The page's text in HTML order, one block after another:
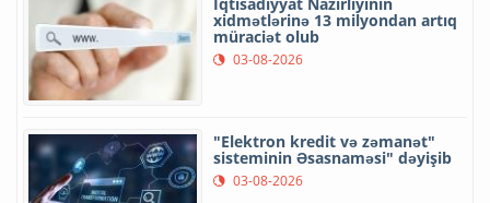
xidmətlərinə 13 milyondan artıq
müraciət olub
03-08-2026
"Elektron kredit və zəmanət"
sisteminin Əsasnaməsi" dəyişib
03-08-2026